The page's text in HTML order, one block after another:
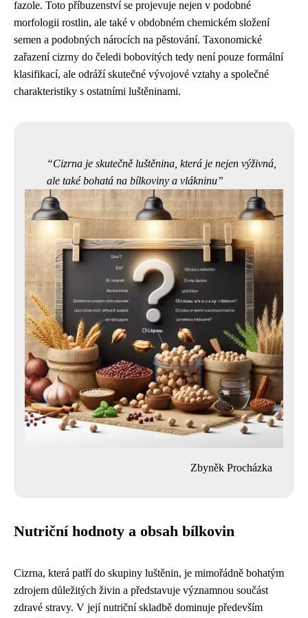
fazole. Toto příbuzenství se projevuje nejen v podobné
morfologii rostlin, ale také v obdobném chemickém složení
semen a podobných nárocích na pěstování. Taxonomické
zařazení cizrny do čeledi bobovitých tedy není pouze formální
klasifikací, ale odráží skutečné vývojové vztahy a společné
charakteristiky s ostatními luštěninami.
Cizrna je skutečně luštěnina, která je nejen výživná,
ale také bohatá na bílkoviny a vlákninu
Zbyněk Procházka
Nutriční hodnoty a obsah bílkovin
Cizrna, která patří do skupiny luštěnin, je mimořádně bohatým
zdrojem důležitých živin a představuje významnou součást
zdravé stravy. V její nutriční skladbě dominuje především